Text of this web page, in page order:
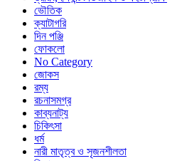
ভৌতিক
ক্যাটাগরি
দিন পঞ্জি
ফোকলো
No Category
জোকস
রম্য
রচনাসমগ্র
কাব্যনাট্য
চিকিৎসা
ধর্ম
নারী মাতৃত্ব ও সৃজনশীলতা